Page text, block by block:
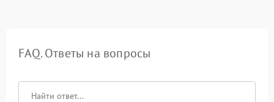
FAQ. Ответы на вопросы